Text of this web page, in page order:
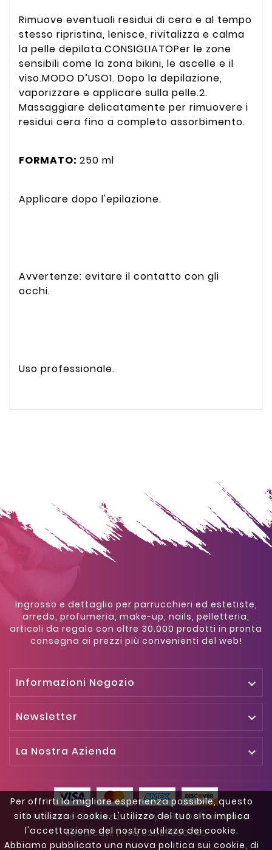
Per offrirti la migliore esperienza possibile, questo
sito utilizza i cookie. L'utilizzo del tuo sito implica
l'accettazione del nostro utilizzo dei cookie.
Abbiamo pubblicato una nuova politica sui cookie, di
Rimuove eventuali residui di cera e al tempo
stesso ripristina, lenisce, rivitalizza e calma
la pelle depilata.CONSIGLIATOPer le zone
sensibili come la zona bikini, le ascelle e il
viso.MODO D’USO1. Dopo la depilazione,
vaporizzare e applicare sulla pelle.2.
Massaggiare delicatamente per rimuovere i
residui cera fino a completo assorbimento.
FORMATO: 250 ml
Applicare dopo l'epilazione.
Avvertenze: evitare il contatto con gli
occhi.
Uso professionale.
Ingrosso e dettaglio per parrucchieri ed estetiste,
arredo, profumeria, make-up, nails, pelletteria,
articoli da regalo con oltre 30.000 prodotti in pronta
consegna ai prezzi più convenienti del web!
Informazioni Negozio 
Newsletter 
La Nostra Azienda 
© Missione-Bellezza.com By Kokè Di Francesco
Spedicati, P.iva 02037990740